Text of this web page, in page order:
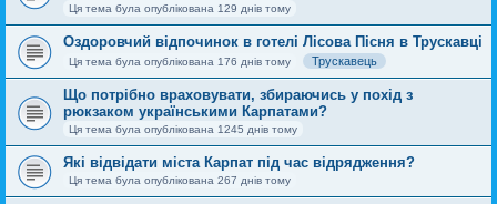
Ця тема була опублікована 129 днів тому
Оздоровчий відпочинок в готелі Лісова Пісня в Трускавці
Ця тема була опублікована 176 днів тому Трускавець
Що потрібно враховувати, збираючись у похід з
рюкзаком українськими Карпатами?
Ця тема була опублікована 1245 днів тому
Які відвідати міста Карпат під час відрядження?
Ця тема була опублікована 267 днів тому